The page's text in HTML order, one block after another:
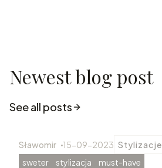
Newest blog post
See all posts
Sławomir 15-09-2023 Stylizacje
sweter
stylizacja must-have